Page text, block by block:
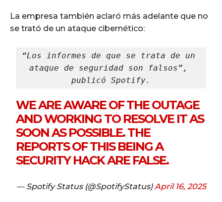
La empresa también aclaró más adelante que no
se trató de un ataque cibernético:
“Los informes de que se trata de un
ataque de seguridad son falsos”,
publicó Spotify.
WE ARE AWARE OF THE OUTAGE
AND WORKING TO RESOLVE IT AS
SOON AS POSSIBLE. THE
REPORTS OF THIS BEING A
SECURITY HACK ARE FALSE.
— Spotify Status (@SpotifyStatus) April 16, 2025